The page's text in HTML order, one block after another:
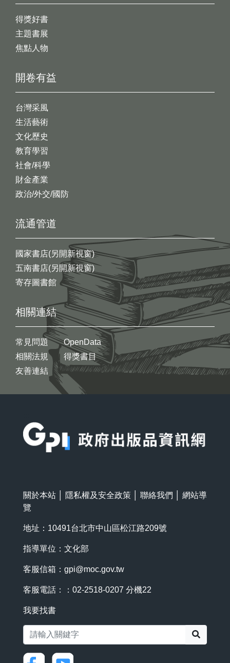
開卷有益
台灣采風
生活藝術
文化歷史
教育學習
社會/科學
財金產業
政治/外交/國防
得獎好書
主題書展
焦點人物
流通管道
國家書店(另開新視窗)
五南書店(另開新視窗)
寄存圖書館
相關連結
常見問題
相關法規
友善連結
OpenData
得獎書目
關於本站 隱私權及安全政策 聯絡我們
網站導
覽
地址：10491台北市中山區松江路209號
指導單位：文化部
客服信箱： gpi@moc.gov.tw
客服電話：：02-2518-0207 分機22
我要找書